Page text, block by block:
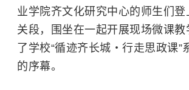
业学院齐文化研究中心的师生们登
关段，围坐在一起开展现场微课教
了学校“循迹齐长城・行走思政课”
的序幕。